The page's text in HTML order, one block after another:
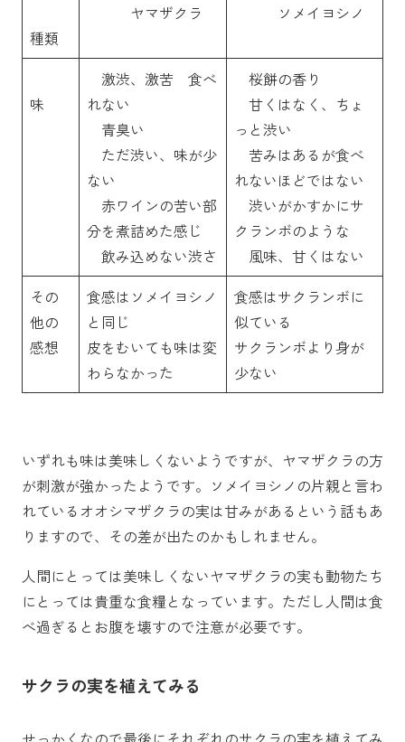
種類
ヤマザクラ ソメイヨシノ
味
激渋、激苦 食べ
れない
青臭い
ただ渋い、味が少
ない
赤ワインの苦い部
分を煮詰めた感じ
飲み込めない渋さ
桜餅の香り
甘くはなく、ちょ
っと渋い
苦みはあるが食べ
れないほどではない
渋いがかすかにサ
クランボのような
風味、甘くはない
その
他の
感想
食感はソメイヨシノ
と同じ
皮をむいても味は変
わらなかった
食感はサクランボに
似ている
サクランボより身が
少ない
いずれも味は美味しくないようですが、ヤマザクラの方
が刺激が強かったようです。ソメイヨシノの片親と言わ
れているオオシマザクラの実は甘みがあるという話もあ
りますので、その差が出たのかもしれません。
人間にとっては美味しくないヤマザクラの実も動物たち
にとっては貴重な食糧となっています。ただし人間は食
べ過ぎるとお腹を壊すので注意が必要です。
サクラの実を植えてみる